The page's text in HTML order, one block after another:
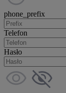
phone_prefix
Telefon
Hasło